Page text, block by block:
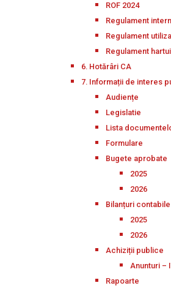
ROF 2024
Regulament
Regulament
Regulament
6. Hotărâri CA
7. Informații de interes
Audiențe
Legislatie
Lista
Formulare
Bugete aprobate
2025
2026
Bilanțuri contabile
2025
2026
Achiziții publice
Anunturi –
Rapoarte